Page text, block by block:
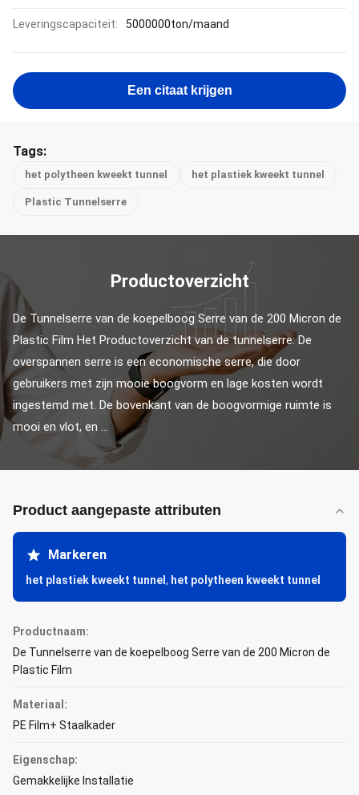
Leveringscapaciteit: 5000000ton/maand
Een citaat krijgen
Tags:
het polytheen kweekt tunnel het plastiek kweekt tunnel
Plastic Tunnelserre
Productoverzicht
De Tunnelserre van de koepelboog Serre van de 200 Micron de
Plastic Film Het Productoverzicht van de tunnelserre: De
overspannen serre is een economische serre, die door
gebruikers met zijn mooie boogvorm en lage kosten wordt
ingestemd met. De bovenkant van de boogvormige ruimte is
mooi en vlot, en ...
Product aangepaste attributen
Markeren
het plastiek kweekt tunnel , het polytheen kweekt tunnel
Productnaam:
De Tunnelserre van de koepelboog Serre van de 200 Micron de
Plastic Film
Materiaal:
PE Film+ Staalkader
Eigenschap:
Gemakkelijke Installatie